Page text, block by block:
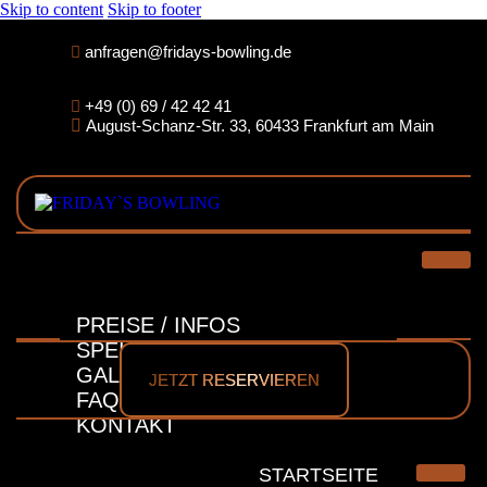
Skip to content Skip to footer
anfragen@fridays-bowling.de
+49 (0) 69 / 42 42 41
August-Schanz-Str. 33, 60433 Frankfurt am Main
PREISE / INFOS
SPEISEKARTE
GALERIE
FAQ
KONTAKT
JETZT RESERVIEREN
STARTSEITE